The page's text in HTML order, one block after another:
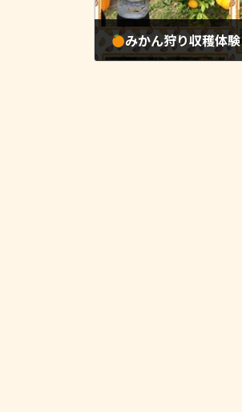
みかん狩り収穫体験